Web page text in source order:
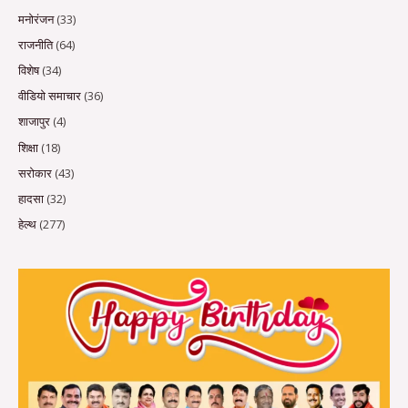
मनोरंजन(33)
राजनीति(64)
विशेष(34)
वीडियो समाचार (36)
शाजापुर (4)
शिक्षा (18)
सरोकार (43)
हादसा (32)
हेल्थ (277)